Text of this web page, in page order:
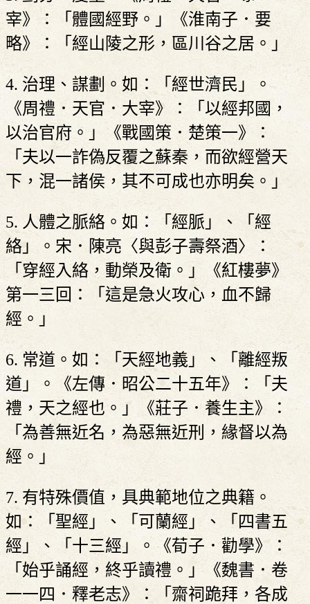
宰》：「體國經野。」《淮南子．要
略》：「經山陵之形，區川谷之居。」
4. 治理、謀劃。如：「經世濟民」。
《周禮．天官．大宰》：「以經邦國，
以治官府。」《戰國策．楚策一》：
「夫以一詐偽反覆之蘇秦，而欲經營天
下，混一諸侯，其不可成也亦明矣。」
5. 人體之脈絡。如：「經脈」、「經
絡」。宋．陳亮〈與彭子壽祭酒〉：
「穿經入絡，動榮及衛。」《紅樓夢》
第一三回：「這是急火攻心，血不歸
經。」
6. 常道。如：「天經地義」、「離經叛
道」。《左傳．昭公二十五年》：「夫
禮，天之經也。」《莊子．養生主》：
「為善無近名，為惡無近刑，緣督以為
經。」
7. 有特殊價值，具典範地位之典籍。
如：「聖經」、「可蘭經」、「四書五
經」、「十三經」。《荀子．勸學》：
「始乎誦經，終乎讀禮。」《魏書．卷
一一四．釋老志》：「齋祠跪拜，各成